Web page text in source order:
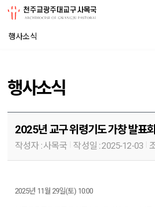
행사소식
행사소식
2025년 교구 위령기도 가창 발표회
작성자 :사목국 작성일 :2025-12-03
2025년 11월 29일(토) 10:00